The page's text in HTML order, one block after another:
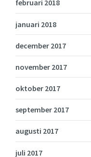
februari 2018
januari 2018
december 2017
november 2017
oktober 2017
september 2017
augusti 2017
juli 2017